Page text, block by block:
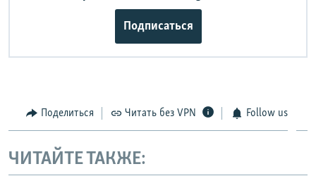
Подписаться
Поделиться Читать без VPN Follow us
ЧИТАЙТЕ ТАКЖЕ: